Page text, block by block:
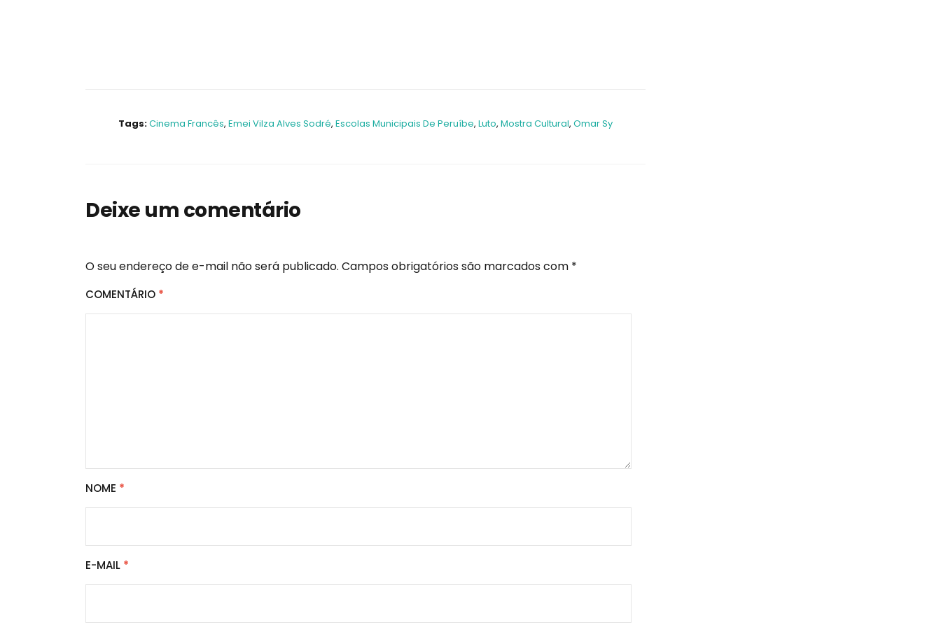
Tags:Cinema Francês, Emei Vilza Alves Sodré, Escolas Municipais De Peruíbe, Luto, Mostra Cultural, Omar Sy
Deixe um comentário
O seu endereço de e-mail não será publicado. Campos obrigatórios são marcados com *
COMENTÁRIO *
NOME *
E-MAIL *